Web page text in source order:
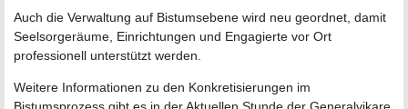
Auch die Verwaltung auf Bistumsebene wird neu geordnet, damit
Seelsorgeräume, Einrichtungen und Engagierte vor Ort
professionell unterstützt werden.
Weitere Informationen zu den Konkretisierungen im
Bistumsprozess gibt es in der Aktuellen Stunde der Generalvikare